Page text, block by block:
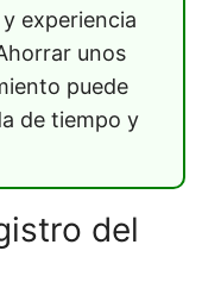
experiencia
unos
puede
de tiempo y
del